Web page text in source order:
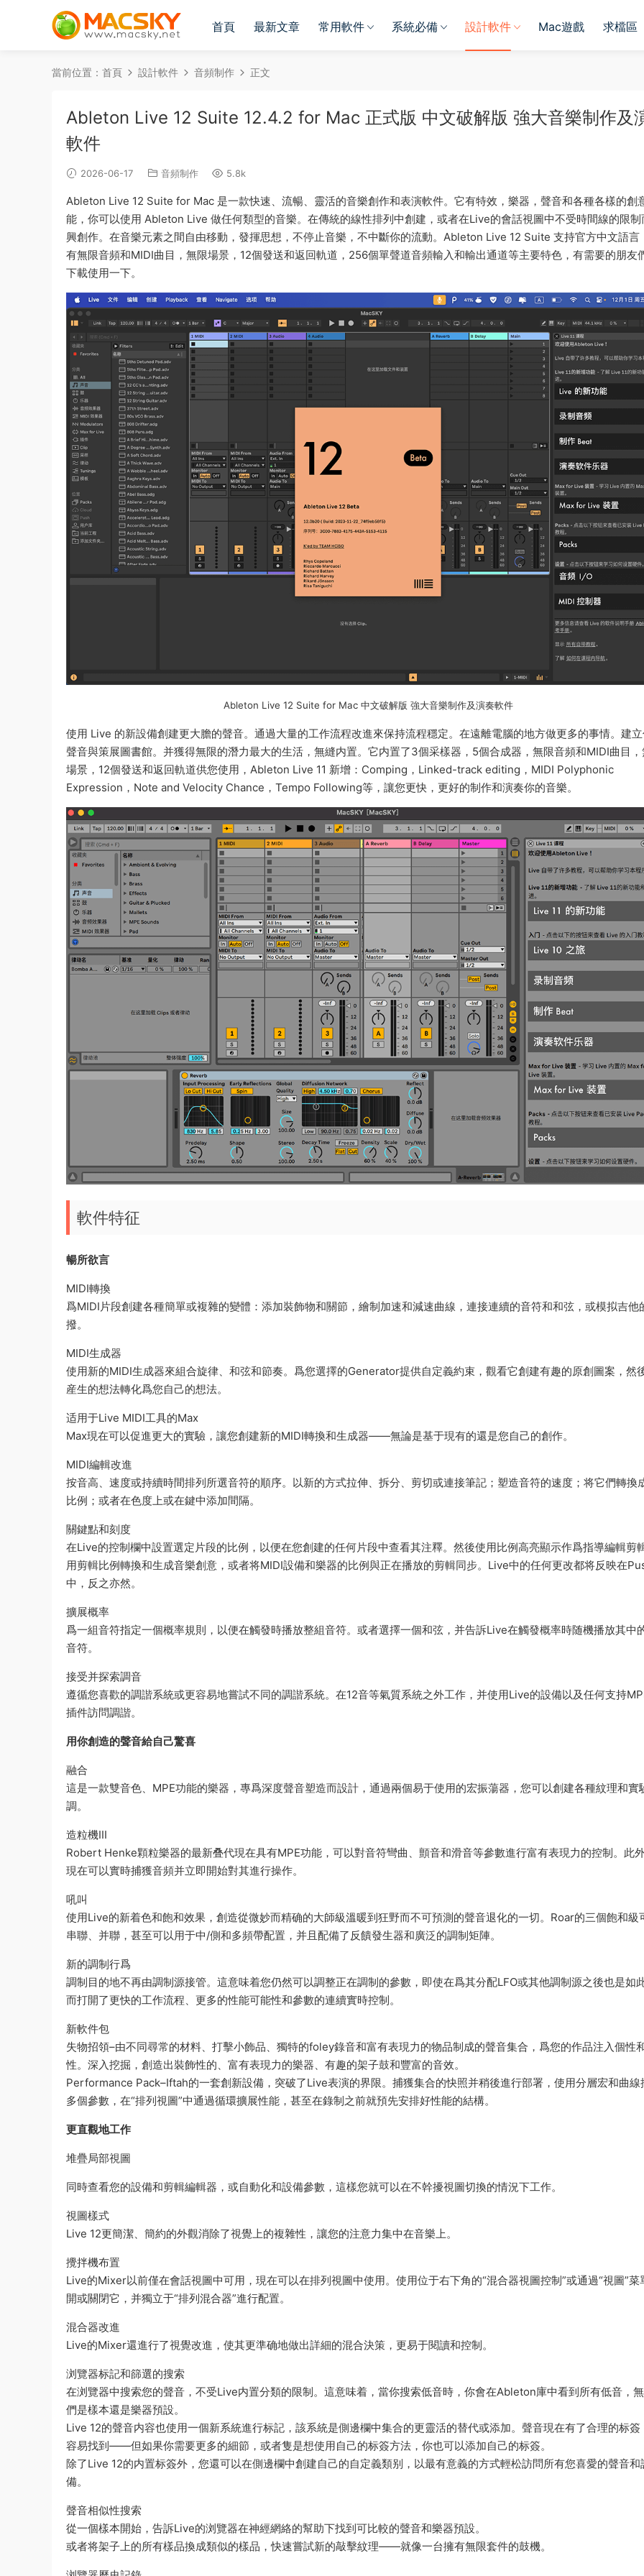
首頁 最新文章 常用軟件 系統必備 設計軟件 Mac遊戲 求檔區
當前位置： 首頁 設計軟件 音頻制作 正文
Ableton Live 12 Suite 12.4.2 for Mac 正式版 中文破解版 強大音樂制作及
軟件
2026-06-17 音頻制作 5.8k
Ableton Live 12 Suite for Mac 是一款快速、流暢、靈活的音樂創作和表演軟件。它有特效，樂器，聲音和各種各樣的創
能，你可以使用 Ableton Live 做任何類型的音樂。在傳統的線性排列中創建，或者在Live的會話視圖中不受時間線的限制
興創作。在音樂元素之間自由移動，發揮思想，不停止音樂，不中斷你的流動。Ableton Live 12 Suite 支持官方中文語言
有無限音頻和MIDI曲目，無限場景，12個發送和返回軌道，256個單聲道音頻輸入和輸出通道等主要特色，有需要的朋友
下載使用一下。
Ableton Live 12 Suite for Mac 中文破解版 強大音樂制作及演奏軟件
使用 Live 的新設備創建更大膽的聲音。通過大量的工作流程改進來保持流程穩定。在遠離電腦的地方做更多的事情。建
聲音與策展圖書館。并獲得無限的潛力最大的生活，無縫内置。它内置了3個采樣器，5個合成器，無限音頻和MIDI曲目，
場景，12個發送和返回軌道供您使用，Ableton Live 11 新增：Comping，Linked-track editing，MIDI Polyphonic
Expression，Note and Velocity Chance，Tempo Following等，讓您更快，更好的制作和演奏你的音樂。
軟件特征
暢所欲言
MIDI轉換
爲MIDI片段創建各種簡單或複雜的變體：添加裝飾物和關節，繪制加速和減速曲線，連接連續的音符和和弦，或模拟吉他
撥。
MIDI生成器
使用新的MIDI生成器來組合旋律、和弦和節奏。爲您選擇的Generator提供自定義約束，觀看它創建有趣的原創圖案，然
産生的想法轉化爲您自己的想法。
适用于Live MIDI工具的Max
Max現在可以促進更大的實驗，讓您創建新的MIDI轉換和生成器——無論是基于現有的還是您自己的創作。
MIDI編輯改進
按音高、速度或持續時間排列所選音符的順序。以新的方式拉伸、拆分、剪切或連接筆記；塑造音符的速度；将它們轉換
比例；或者在色度上或在鍵中添加間隔。
關鍵點和刻度
在Live的控制欄中設置選定片段的比例，以便在您創建的任何片段中查看其注釋。然後使用比例高亮顯示作爲指導編輯剪
用剪輯比例轉換和生成音樂創意，或者将MIDI設備和樂器的比例與正在播放的剪輯同步。Live中的任何更改都将反映在
中，反之亦然。
擴展概率
爲一組音符指定一個概率規則，以便在觸發時播放整組音符。或者選擇一個和弦，并告訴Live在觸發概率時随機播放其中
音符。
接受并探索調音
遵循您喜歡的調諧系統或更容易地嘗試不同的調諧系統。在12音等氣質系統之外工作，并使用Live的設備以及任何支持
插件訪問調諧。
用你創造的聲音給自己驚喜
融合
這是一款雙音色、MPE功能的樂器，專爲深度聲音塑造而設計，通過兩個易于使用的宏振蕩器，您可以創建各種紋理和實
調。
造粒機III
Robert Henke顆粒樂器的最新叠代現在具有MPE功能，可以對音符彎曲、顫音和滑音等參數進行富有表現力的控制。此
現在可以實時捕獲音頻并立即開始對其進行操作。
吼叫
使用Live的新着色和飽和效果，創造從微妙而精确的大師級溫暖到狂野而不可預測的聲音退化的一切。Roar的三個飽和級
串聯、并聯，甚至可以用于中/側和多頻帶配置，并且配備了反饋發生器和廣泛的調制矩陣。
新的調制行爲
調制目的地不再由調制源接管。這意味着您仍然可以調整正在調制的參數，即使在爲其分配LFO或其他調制源之後也是如
而打開了更快的工作流程、更多的性能可能性和參數的連續實時控制。
新軟件包
失物招領–由不同尋常的材料、打擊小飾品、獨特的foley錄音和富有表現力的物品制成的聲音集合，爲您的作品注入個性
性。深入挖掘，創造出裝飾性的、富有表現力的樂器、有趣的架子鼓和豐富的音效。
Performance Pack–Iftah的一套創新設備，突破了Live表演的界限。捕獲集合的快照并稍後進行部署，使用分層宏和曲線
多個參數，在“排列視圖”中通過循環擴展性能，甚至在錄制之前就預先安排好性能的結構。
更直觀地工作
堆疊局部視圖
同時查看您的設備和剪輯編輯器，或自動化和設備參數，這樣您就可以在不幹擾視圖切換的情況下工作。
視圖樣式
Live 12更簡潔、簡約的外觀消除了視覺上的複雜性，讓您的注意力集中在音樂上。
攪拌機布置
Live的Mixer以前僅在會話視圖中可用，現在可以在排列視圖中使用。使用位于右下角的“混合器視圖控制”或通過“視圖”菜
開或關閉它，并獨立于“排列混合器”進行配置。
混合器改進
Live的Mixer還進行了視覺改進，使其更準确地做出詳細的混合決策，更易于閱讀和控制。
浏覽器标記和篩選的搜索
在浏覽器中搜索您的聲音，不受Live内置分類的限制。這意味着，當你搜索低音時，你會在Ableton庫中看到所有低音，
們是樣本還是樂器預設。
Live 12的聲音内容也使用一個新系統進行标記，該系統是側邊欄中集合的更靈活的替代或添加。聲音現在有了合理的标簽
容易找到——但如果你需要更多的細節，或者隻是想使用自己的标簽方法，你也可以添加自己的标簽。
除了Live 12的内置标簽外，您還可以在側邊欄中創建自己的自定義類别，以最有意義的方式輕松訪問所有您喜愛的聲音和
備。
聲音相似性搜索
從一個樣本開始，告訴Live的浏覽器在神經網絡的幫助下找到可比較的聲音和樂器預設。
或者将架子上的所有樣品換成類似的樣品，快速嘗試新的敲擊紋理——就像一台擁有無限套件的鼓機。